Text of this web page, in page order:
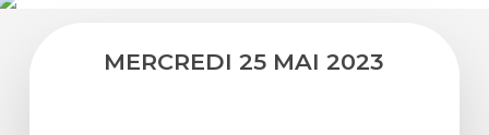
MERCREDI 25 MAI 2023